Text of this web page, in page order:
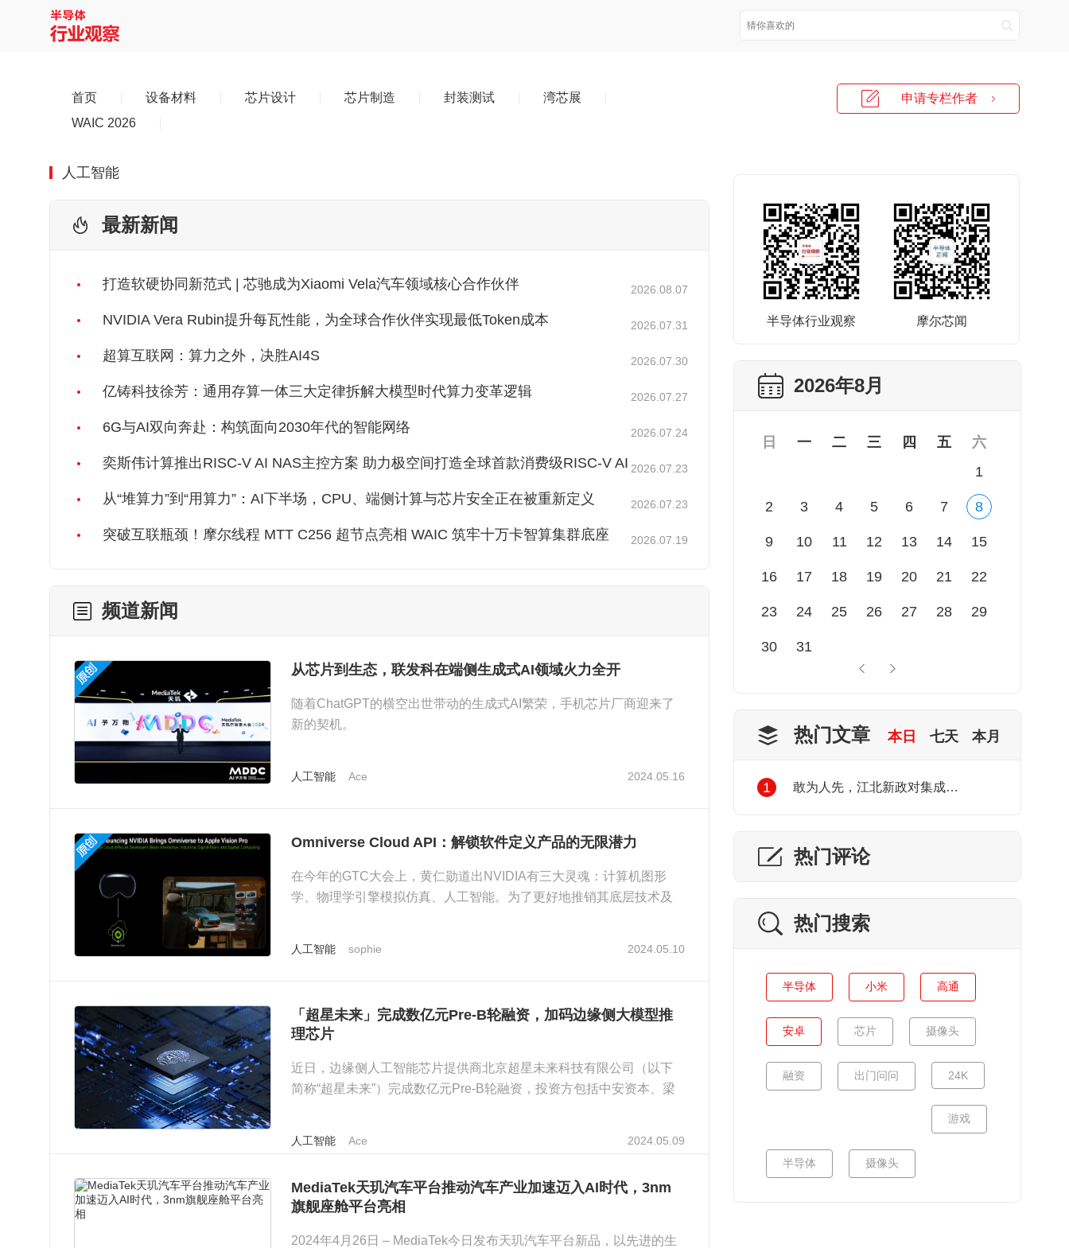
首页 设备材料 芯片设计 芯片制造 封装测试
湾芯展
WAIC 2026
人工智能
最新新闻
打造软硬协同新范式 | 芯驰成为Xiaomi Vela汽车领域核心合作伙伴 2026.08.07
NVIDIA Vera Rubin提升每瓦性能，为全球合作伙伴实现最低Token成本 2026.07.31
超算互联网：算力之外，决胜AI4S 2026.07.30
亿铸科技徐芳：通用存算一体三大定律拆解大模型时代算力变革逻辑 2026.07.27
6G与AI双向奔赴：构筑面向2030年代的智能网络 2026.07.24
奕斯伟计算推出RISC-V AI NAS主控方案 助力极空间打造全球首款消费级RISC-V AI
NAS新品
2026.07.23
从“堆算力”到“用算力”：AI下半场，CPU、端侧计算与芯片安全正在被重新定义 2026.07.23
突破互联瓶颈！摩尔线程 MTT C256 超节点亮相 WAIC 筑牢十万卡智算集群底座 2026.07.19
频道新闻
从芯片到生态，联发科在端侧生成式AI领域火力全开
随着ChatGPT的横空出世带动的生成式AI繁荣，手机芯片厂商迎来了
新的契机。
人工智能 Ace 2024.05.16
Omniverse Cloud API：解锁软件定义产品的无限潜力
在今年的GTC大会上，黄仁勋道出NVIDIA有三大灵魂：计算机图形
学、物理学引擎模拟仿真、人工智能。为了更好地推销其底层技术及
人工智能 sophie 2024.05.10
「超星未来」完成数亿元Pre-B轮融资，加码边缘侧大模型推
理芯片
近日，边缘侧人工智能芯片提供商北京超星未来科技有限公司（以下
简称“超星未来”）完成数亿元Pre-B轮融资，投资方包括中安资本、梁
人工智能 Ace 2024.05.09
MediaTek天玑汽车平台推动汽车产业加速迈入AI时代，3nm
旗舰座舱平台亮相
2024年4月26日 – MediaTek今日发布天玑汽车平台新品，以先进的生
申请专栏作者
半导体行业观察 摩尔芯闻
2026年8月
日 一 二 三 四 五
六
1
2 3 4 5 6 7 8
9 10 11 12 13 14 15
16 17 18 19 20 21 22
23 24 25 26 27 28 29
30 31
热门文章 本日 七天 本月
1 敢为人先，江北新政对集成电路产业发展的利好
热门评论
热门搜索
半导体 小米 高通
安卓 芯片 摄像头
融资 出门问问 24K
游戏
半导体 摄像头